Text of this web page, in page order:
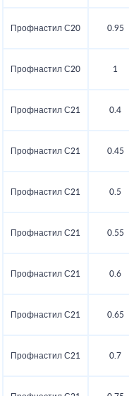
Профнастил С20 0.95
Профнастил С20 1
Профнастил С21 0.4
Профнастил С21 0.45
Профнастил С21 0.5
Профнастил С21 0.55
Профнастил С21 0.6
Профнастил С21 0.65
Профнастил С21 0.7